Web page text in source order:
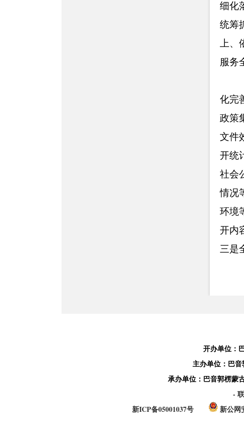
细化
统筹
上
服务
化完
政策
文件
开统
社会
情况
环境
开内
三是
征
回应
解决
本
开办单位：
主办单位：巴
承办单位：巴音郭楞蒙
-
新ICP备05001037号
新公网